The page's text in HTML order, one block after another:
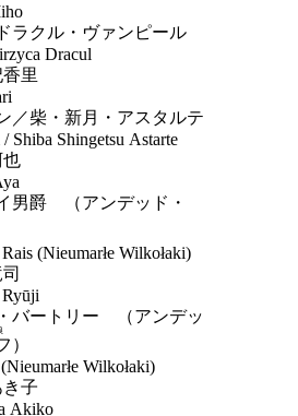
ラクル・ヴァンピール
Dracul
里
／柴・新月・アスタルテ
Shiba Shingetsu Astarte
男爵 （アンデッド・
(Nieumarłe Wilkołaki)
Ryūji
バートリー （アンデッ
）
Wilkołaki)
子
Akiko